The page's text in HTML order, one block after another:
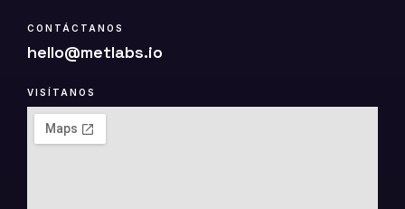
CONTÁCTANOS
hello@metlabs.io
VISÍTANOS